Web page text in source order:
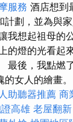
服務 酒店想到
計劃，並為與
我想起祖母的
的燈的光看起
最後，我點燃
的女人的繪畫
助聽器推薦 商
高雄 老屋翻新